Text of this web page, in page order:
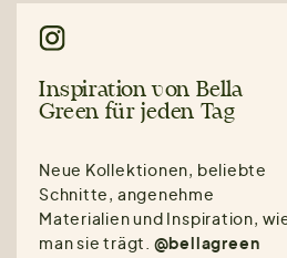
Inspiration von Bella
Green für jeden Tag
Neue Kollektionen, beliebte
Schnitte, angenehme
Materialien und Inspiration,
man sie trägt. @bellagreen